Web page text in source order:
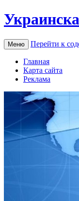
Меню Перейти к
Главная
Карта сайта
Реклама